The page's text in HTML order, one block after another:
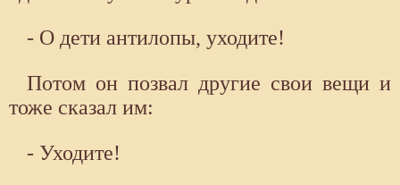
- О дети антилопы, уходите!
Потом он позвал другие свои вещи и
тоже сказал им:
- Уходите!